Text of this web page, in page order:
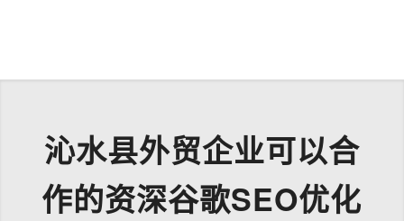
沁水县外贸企业可以合
作的资深谷歌SEO优化